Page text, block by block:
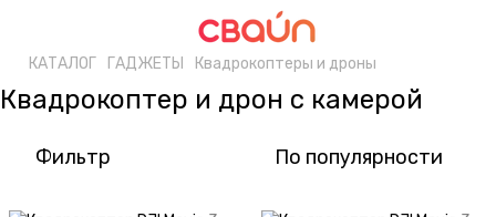
КАТАЛОГ ГАДЖЕТЫ Квадрокоптеры и дроны
Квадрокоптер и дрон с камерой
Фильтр По популярности